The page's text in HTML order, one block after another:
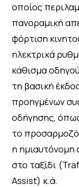
οποίος
πανοραμική
φόρτιση
ηλεκτρικά
κάθισμα
τη βασική
προηγμένων
οδήγησης,
το
η ημιαυτόνομη
στο ταξίδι
Assist) κ.ά.